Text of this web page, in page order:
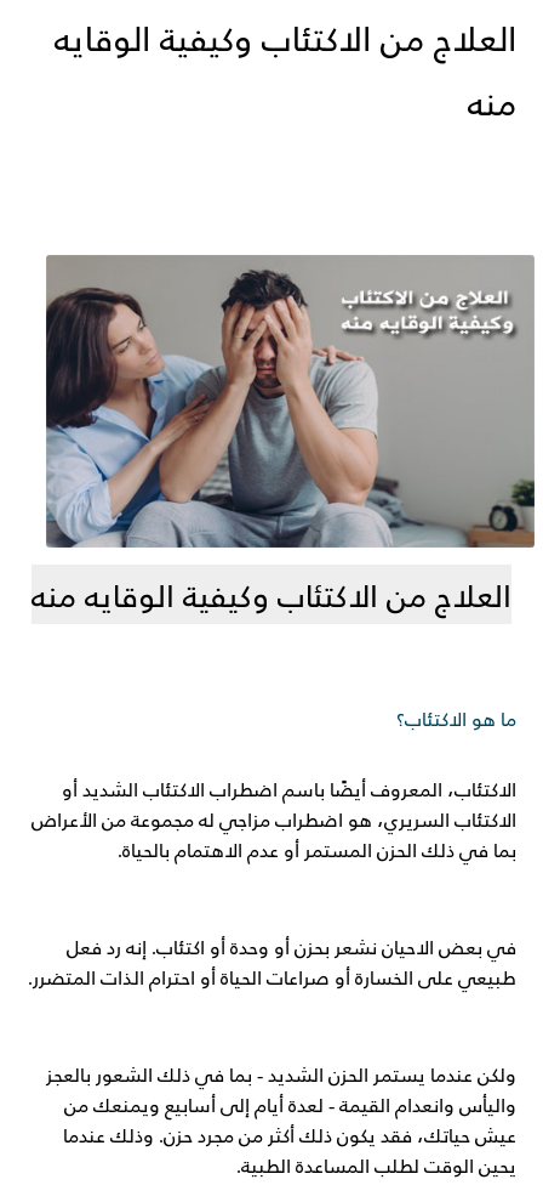
العلاج من الاكتئاب وكيفية الوقايه
منه
العلاج من الاكتئاب وكيفية الوقايه منه
ما هو الاكتئاب؟
الاكتئاب، المعروف أيضًا باسم اضطراب الاكتئاب الشديد أو
الاكتئاب السريري، هو اضطراب مزاجي له مجموعة من الأعراض
بما في ذلك الحزن المستمر أو عدم الاهتمام بالحياة.
في بعض الاحيان نشعر بحزن أو وحدة أو اكتئاب. إنه رد فعل
طبيعي على الخسارة أو صراعات الحياة أو احترام الذات المتضرر.
ولكن عندما يستمر الحزن الشديد - بما في ذلك الشعور بالعجز
واليأس وانعدام القيمة - لعدة أيام إلى أسابيع ويمنعك من
عيش حياتك، فقد يكون ذلك أكثر من مجرد حزن. وذلك عندما
يحين الوقت لطلب المساعدة الطبية.